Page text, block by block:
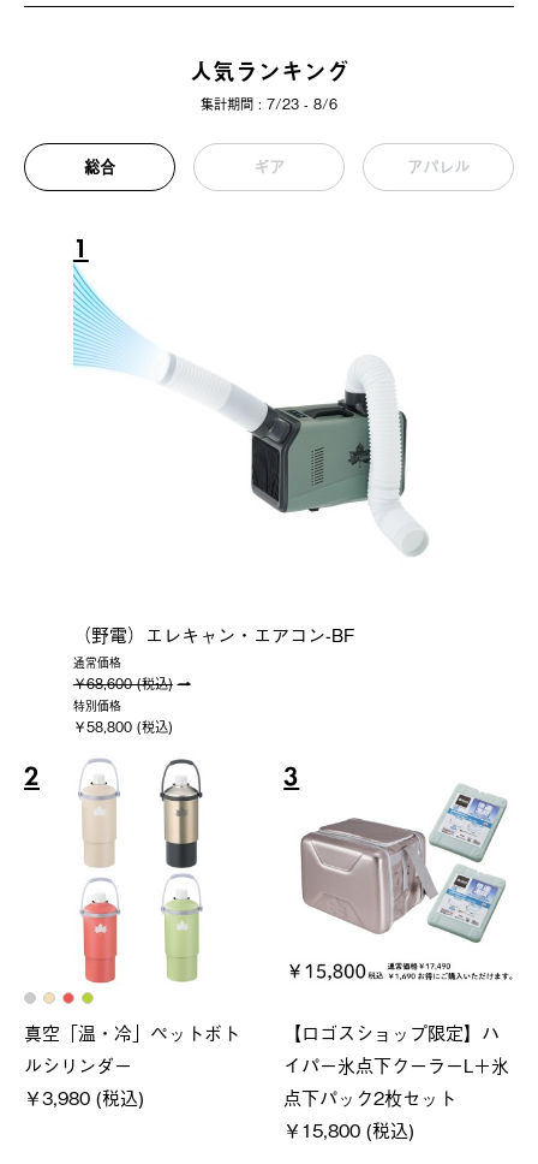
人気ランキング
集計期間 : 7/23 - 8/6
総合 ギア アパレル
1
（野電）エレキャン・エアコン-BF
通常価格
￥68,600 (税込)
特別価格
￥58,800 (税込)
2
真空「温・冷」ペットボト
ルシリンダー
￥3,980 (税込)
3
【ロゴスショップ限定】ハ
イパー氷点下クーラーL＋氷
点下パック2枚セット
￥15,800 (税込)